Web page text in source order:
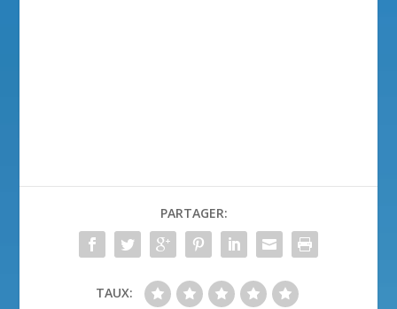
PARTAGER:
TAUX: